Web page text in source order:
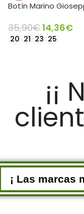
Botín Marino
35,90€14,36€
20 21 23 25
¡¡
¡ Las marcas